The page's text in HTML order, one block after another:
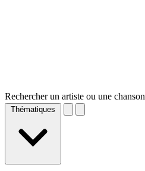
Rechercher un artiste ou une chanson
Thématiques